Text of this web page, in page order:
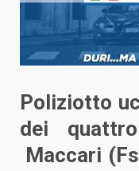
Poliziotto
dei
Maccari